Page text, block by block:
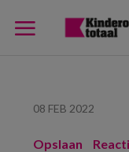
08 FEB 2022
Opslaan